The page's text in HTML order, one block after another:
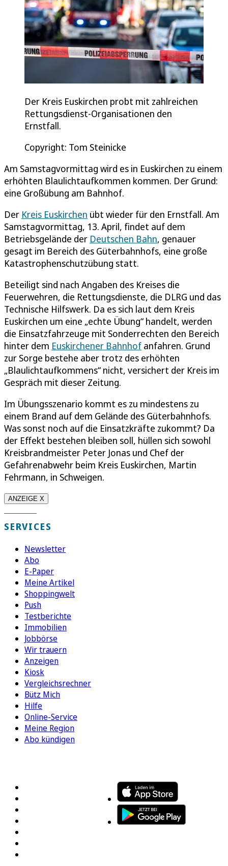
Der Kreis Euskirchen probt mit zahlreichen
Rettungsdienst-Organisationen den
Ernstfall.
Copyright: Tom Steinicke
Am Samstagvormittag wird es in Euskirchen zu einem
erhöhten Blaulichtaufkommen kommen. Der Grund:
eine Großübung am Bahnhof.
Der Kreis Euskirchen übt wieder für den Ernstfall. Am
Samstagvormittag, 13. April, findet auf dem
Betriebsgelände der Deutschen Bahn, genauer
gesagt im Bereich des Güterbahnhofs, eine große
Katastrophenschutzübung statt.
Beteiligt sind nach Angaben des Kreises die
Feuerwehren, die Rettungsdienste, die DLRG und das
Technische Hilfswerk. Da es sich laut dem Kreis
Euskirchen um eine „echte Übung“ handelt, werden
die Einsatzfahrzeuge mit Sonderrechten den Bereich
hinter dem Euskirchener Bahnhof anfahren. Grund
zur Sorge bestehe aber trotz des erhöhten
„Blaulichtaufkommens“ nicht, versichert der Kreis im
Gespräch mit dieser Zeitung.
Im Übungsszenario kommt es zu mindestens zu
einem Brand auf dem Gelände des Güterbahnhofs.
Was sonst noch auf die Einsatzkräfte zukommt? Da
der Effekt bestehen bleiben soll, hüllen sich sowohl
Kreisbrandmeister Peter Jonas und Chef der
Gefahrenabwehr beim Kreis Euskirchen, Martin
Fehrmann, in Schweigen.
ANZEIGE X
SERVICES
Newsletter
Abo
E-Paper
Meine Artikel
Shoppingwelt
Push
Testberichte
Immobilien
Jobbörse
Wir trauern
Anzeigen
Kiosk
Vergleichsrechner
Bütz Mich
Hilfe
Online-Service
Meine Region
Abo kündigen